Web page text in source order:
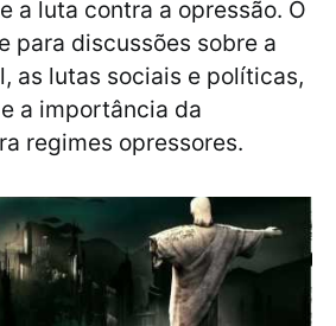
a luta contra a opressão. O
para discussões sobre a
as lutas sociais e políticas,
a importância da
regimes opressores.